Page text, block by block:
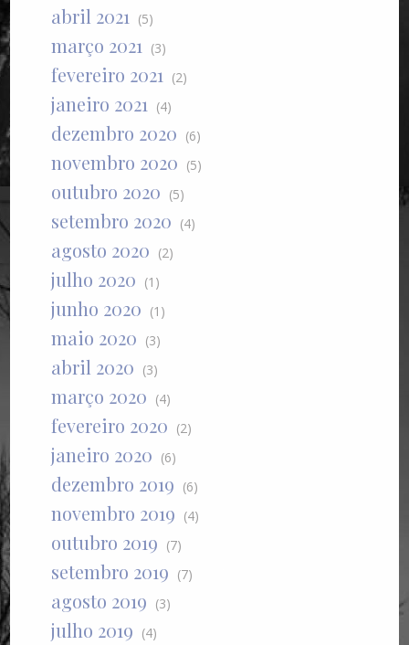
abril 2021 (5)
março 2021 (3)
fevereiro 2021 (2)
janeiro 2021 (4)
dezembro 2020 (6)
novembro 2020 (5)
outubro 2020 (5)
setembro 2020 (4)
agosto 2020 (2)
julho 2020 (1)
junho 2020 (1)
maio 2020 (3)
abril 2020 (3)
março 2020 (4)
fevereiro 2020 (2)
janeiro 2020 (6)
dezembro 2019 (6)
novembro 2019 (4)
outubro 2019 (7)
setembro 2019 (7)
agosto 2019 (3)
julho 2019 (4)